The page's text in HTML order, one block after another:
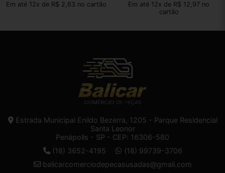
Em até 12x de R$ 2,63 no cartão
Em até 12x de R$ 12,97 no
cartão
Estrada Municipal Enildo Bezerra, 1205 - Parque Residencial
Santa Leonor
Penápolis - SP - CEP: 16306-580
(18) 3652-4195
(18) 99739-3706
balicarcomerciodepecasusadas@gmail.com